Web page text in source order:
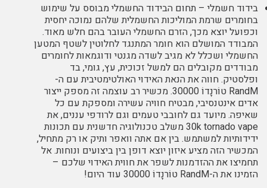
בידוד חשמלי – תחום הבידוד החשמלי מבוסס על שימוש
בחומרים שרמת המוליכות החשמלית שלהם נמוכה יחסית
וכפועל יוצא מכך, הזרם החשמלי העובר בהם חלש מאוד.
המבודד המושלם הוא חומר המתנגד לחלוטין לשטף המטען
החשמלי ושכלל לא מגיב לשדה מגנטי ודוגמאות לחומרים
מבודדים מקובלים הם למשל זכוכית, עץ, גומי, בד
ופלסטיק. חווה את הנאת האידוי האולטימטיבית עם ה-
RandM טוֹרנָדוֹ 30000. מכשיר רב עוצמה זה מספק ייצור
אדים אינטנסיבי, מבטיח חוויה עשירה ומספקת עם כל
שאיפה. מיועד גם לחובבי טעמים וגם לרודפי עננים, את
30k tornado vapeמשלב טכנולוגיה חדשנית עם תכונות
ידידותיות למשתמש. בין אם אתה וואפר ותיק או רק מתחיל,
המכשיר הזה מציע איזון יוצא דופן בין ביצועים ונוחות. אל
תחמיצו את ההזדמנות לשפר את חווית האידוי שלכם –
הזמינו את ה-RandM טוֹרנָדוֹ 30000 עוד היום!